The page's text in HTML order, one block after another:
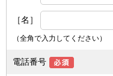
［名］
（全角で入力してください）
電話番号